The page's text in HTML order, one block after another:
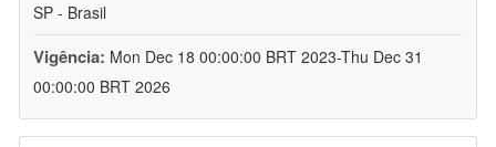
SP - Brasil
Vigência: Mon Dec 18 00:00:00 BRT 2023-Thu Dec 31
00:00:00 BRT 2026